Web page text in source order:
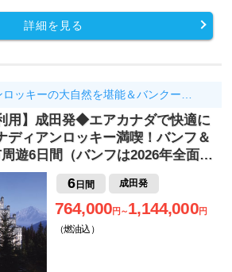
詳細を見る
ッキーの大自然を堪能＆バンクー…
用】成田発◆エアカナダで快適に
ディアンロッキー満喫！バンフ＆
遊6日間（バンフは2026年全面…
6日間 成田発
764,000円～1,144,000円
（燃油込）